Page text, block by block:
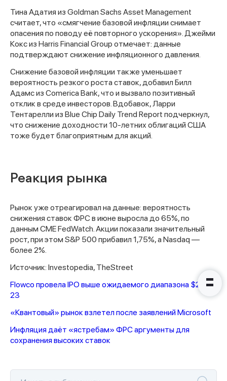
Тина Адатия из Goldman Sachs Asset Management
считает, что «смягчение базовой инфляции снимает
опасения по поводу её повторного ускорения». Джейми
Кокс из Harris Financial Group отмечает: данные
подтверждают снижение инфляционного давления.
Снижение базовой инфляции также уменьшает
вероятность резкого роста ставок, добавил Билл
Адамс из Comerica Bank, что и вызвало позитивный
отклик в среде инвесторов. Вдобавок, Ларри
Тентарелли из Blue Chip Daily Trend Report подчеркнул,
что снижение доходности 10-летних облигаций США
тоже будет благоприятным для акций.
Реакция рынка
Рынок уже отреагировал на данные: вероятность
снижения ставок ФРС в июне выросла до 65%, по
данным CME FedWatch. Акции показали значительный
рост, при этом S&P 500 прибавил 1,75%, а Nasdaq —
более 2%.
Источник: Investopedia, TheStreet
Flowco провела IPO выше ожидаемого диапазона $21–
23
«Квантовый» рынок взлетел после заявлений Microsoft
Инфляция даёт «ястребам» ФРС аргументы для
сохранения высоких ставок
Спасибо за заявку
Наши консультанты свяжутся с
вами в ближайшее время